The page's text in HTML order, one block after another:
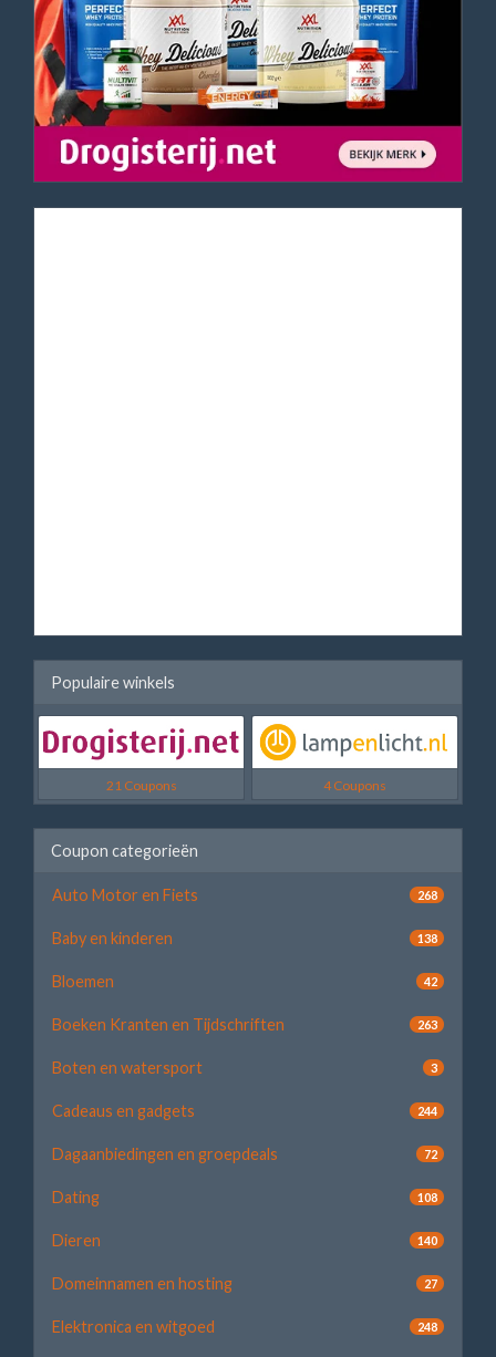
Populaire winkels
21 Coupons 4 Coupons
Coupon categorieën
Auto Motor en Fiets 268
Baby en kinderen 138
Bloemen 42
Boeken Kranten en Tijdschriften 263
Boten en watersport 3
Cadeaus en gadgets 244
Dagaanbiedingen en groepdeals 72
Dating 108
Dieren 140
Domeinnamen en hosting 27
Elektronica en witgoed 248